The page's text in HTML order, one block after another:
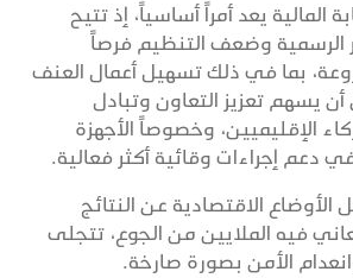
المالية يعد أمراً أساسياً، إذ تتيح
الرسمية وضعف التنظيم فرصاً
بما في ذلك تسهيل أعمال العنف
أن يسهم تعزيز التعاون وتبادل
الإقليميين، وخصوصاً الأجهزة
دعم إجراءات وقائية أكثر فعالية.
الأوضاع الاقتصادية عن النتائج
فيه الملايين من الجوع، تتجلى
الأمن بصورة صارخة.